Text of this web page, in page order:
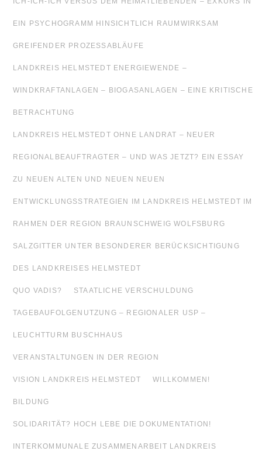
EIN PSYCHOGRAMM HINSICHTLICH RAUMWIRKSAM
GREIFENDER PROZESSABLÄUFE
LANDKREIS HELMSTEDT ENERGIEWENDE –
WINDKRAFTANLAGEN – BIOGASANLAGEN – EINE KRITISCHE
BETRACHTUNG
LANDKREIS HELMSTEDT OHNE LANDRAT – NEUER
REGIONALBEAUFTRAGTER – UND WAS JETZT? EIN ESSAY
ZU NEUEN ALTEN UND NEUEN NEUEN
ENTWICKLUNGSSTRATEGIEN IM LANDKREIS HELMSTEDT IM
RAHMEN DER REGION BRAUNSCHWEIG WOLFSBURG
SALZGITTER UNTER BESONDERER BERÜCKSICHTIGUNG
DES LANDKREISES HELMSTEDT
QUO VADIS? STAATLICHE VERSCHULDUNG
TAGEBAUFOLGENUTZUNG – REGIONALER USP –
LEUCHTTURM BUSCHHAUS
VERANSTALTUNGEN IN DER REGION
VISION LANDKREIS HELMSTEDT WILLKOMMEN!
BILDUNG
SOLIDARITÄT? HOCH LEBE DIE DOKUMENTATION!
INTERKOMMUNALE ZUSAMMENARBEIT LANDKREIS